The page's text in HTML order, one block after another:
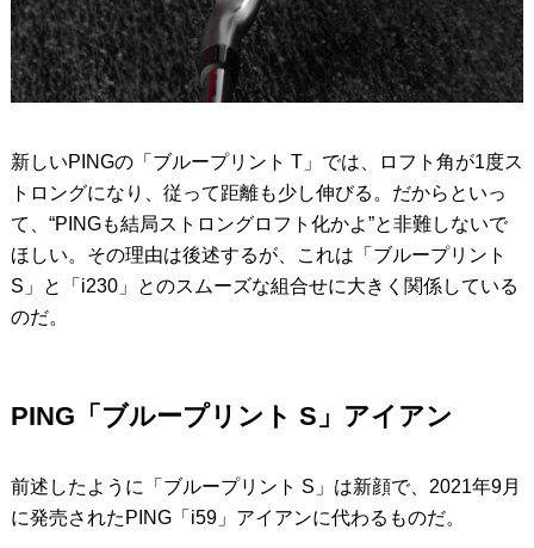
新しいPINGの「ブループリント T」では、ロフト角が1度ス
トロングになり、従って距離も少し伸びる。だからといっ
て、“PINGも結局ストロングロフト化かよ”と非難しないで
ほしい。その理由は後述するが、これは「ブループリント
S」と「i230」とのスムーズな組合せに大きく関係している
のだ。
PING「ブループリント S」アイアン
前述したように「ブループリント S」は新顔で、2021年9月
に発売されたPING「i59」アイアンに代わるものだ。